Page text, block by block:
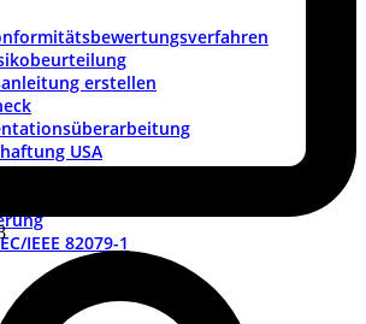
erstellen
USA
IEEE 82079-1